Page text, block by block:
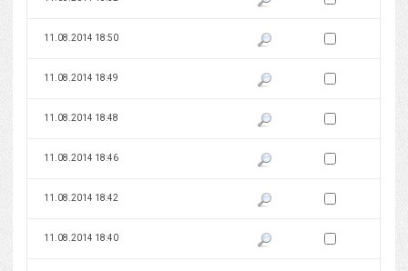
11.08.2014 18:50 Pokaż podgląd wersji z dnia
Zaznacz wersję do
11.08.2014 18:49 Pokaż podgląd wersji z dnia
Zaznacz wersję do
11.08.2014 18:48 Pokaż podgląd wersji z dnia
Zaznacz wersję do
11.08.2014 18:46 Pokaż podgląd wersji z dnia
Zaznacz wersję do
11.08.2014 18:42 Pokaż podgląd wersji z dnia
Zaznacz wersję do
11.08.2014 18:40 Pokaż podgląd wersji z dnia
Zaznacz wersję do